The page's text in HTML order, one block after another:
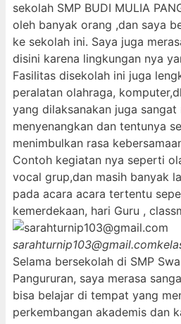
sekolah SMP BUDI MULIA
oleh banyak orang ,dan saya
ke sekolah ini. Saya juga
disini karena lingkungan nya
Fasilitas disekolah ini juga
peralatan olahraga,
yang dilaksanakan juga sangat
menyenangkan dan tentunya
menimbulkan rasa
Contoh kegiatan nya seperti
vocal grup,dan masih banyak
pada acara acara tertentu
kemerdekaan, hari Guru ,
sarahturnip103@gmail.com
Selama bersekolah di SMP
Pangururan, saya merasa
bisa belajar di tempat yang
perkembangan akademis dan